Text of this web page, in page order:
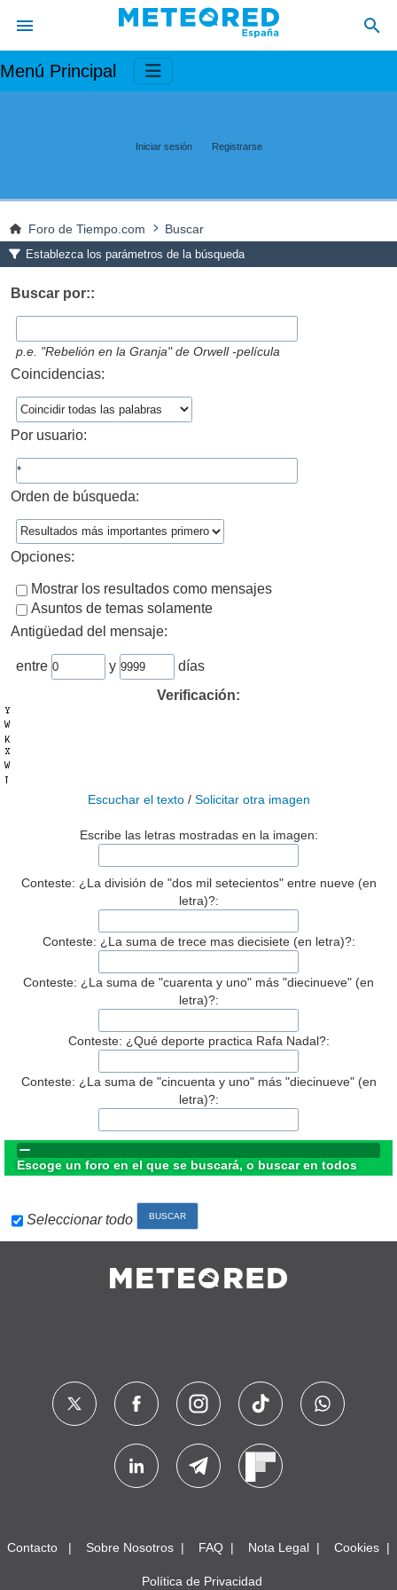
Menú Principal
Iniciar sesión Registrarse
Foro de Tiempo.com Buscar
Establezca los parámetros de la búsqueda
Buscar por::
p.e. "Rebelión en la Granja" de Orwell -película
Coincidencias:
Por usuario:
Orden de búsqueda:
Opciones:
Mostrar los resultados como mensajes
Asuntos de temas solamente
Antigüedad del mensaje:
entre y
días
Verificación:
Escuchar el texto/ Solicitar otra imagen
Escribe las letras mostradas en la imagen:
Conteste: ¿La división de "dos mil setecientos" entre nueve (en
letra)?:
Conteste: ¿La suma de trece mas diecisiete (en letra)?:
Conteste: ¿La suma de "cuarenta y uno" más "diecinueve" (en
letra)?:
Conteste: ¿Qué deporte practica Rafa Nadal?:
Conteste: ¿La suma de "cincuenta y uno" más "diecinueve" (en
letra)?:
Escoge un foro en el que se buscará, o buscar en todos
Seleccionar todo
Contacto Sobre Nosotros FAQ Nota Legal Cookies
Política de Privacidad